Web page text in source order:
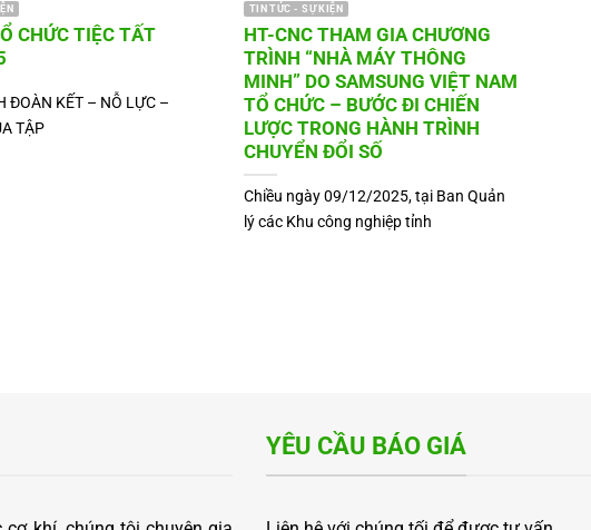
CHỨC TIỆC TẤT
ĐOÀN KẾT – NỖ LỰC –
TẬP
TIN TỨC - SỰ KIỆN
HT-CNC THAM GIA CHƯƠNG
TRÌNH “NHÀ MÁY THÔNG
MINH” DO SAMSUNG VIỆT NAM
TỔ CHỨC – BƯỚC ĐI CHIẾN
LƯỢC TRONG HÀNH TRÌNH
CHUYỂN ĐỔI SỐ
Chiều ngày 09/12/2025, tại Ban Quản
lý các Khu công nghiệp tỉnh
YÊU CẦU BÁO GIÁ